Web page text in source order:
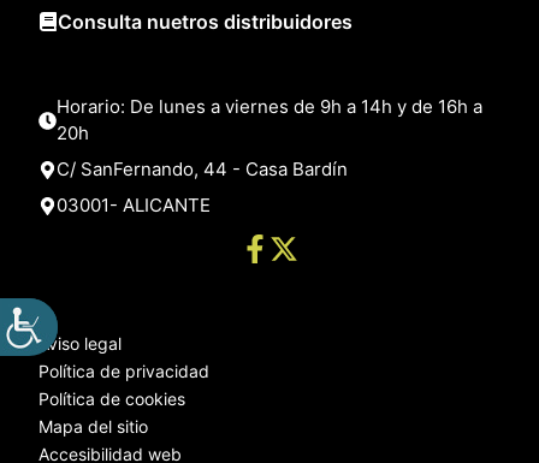
Consulta nuetros distribuidores
Horario: De lunes a viernes de 9h a 14h y de 16h a
20h
C/ SanFernando, 44 - Casa Bardín
03001- ALICANTE
Aviso legal
Política de privacidad
Política de cookies
Mapa del sitio
Accesibilidad web